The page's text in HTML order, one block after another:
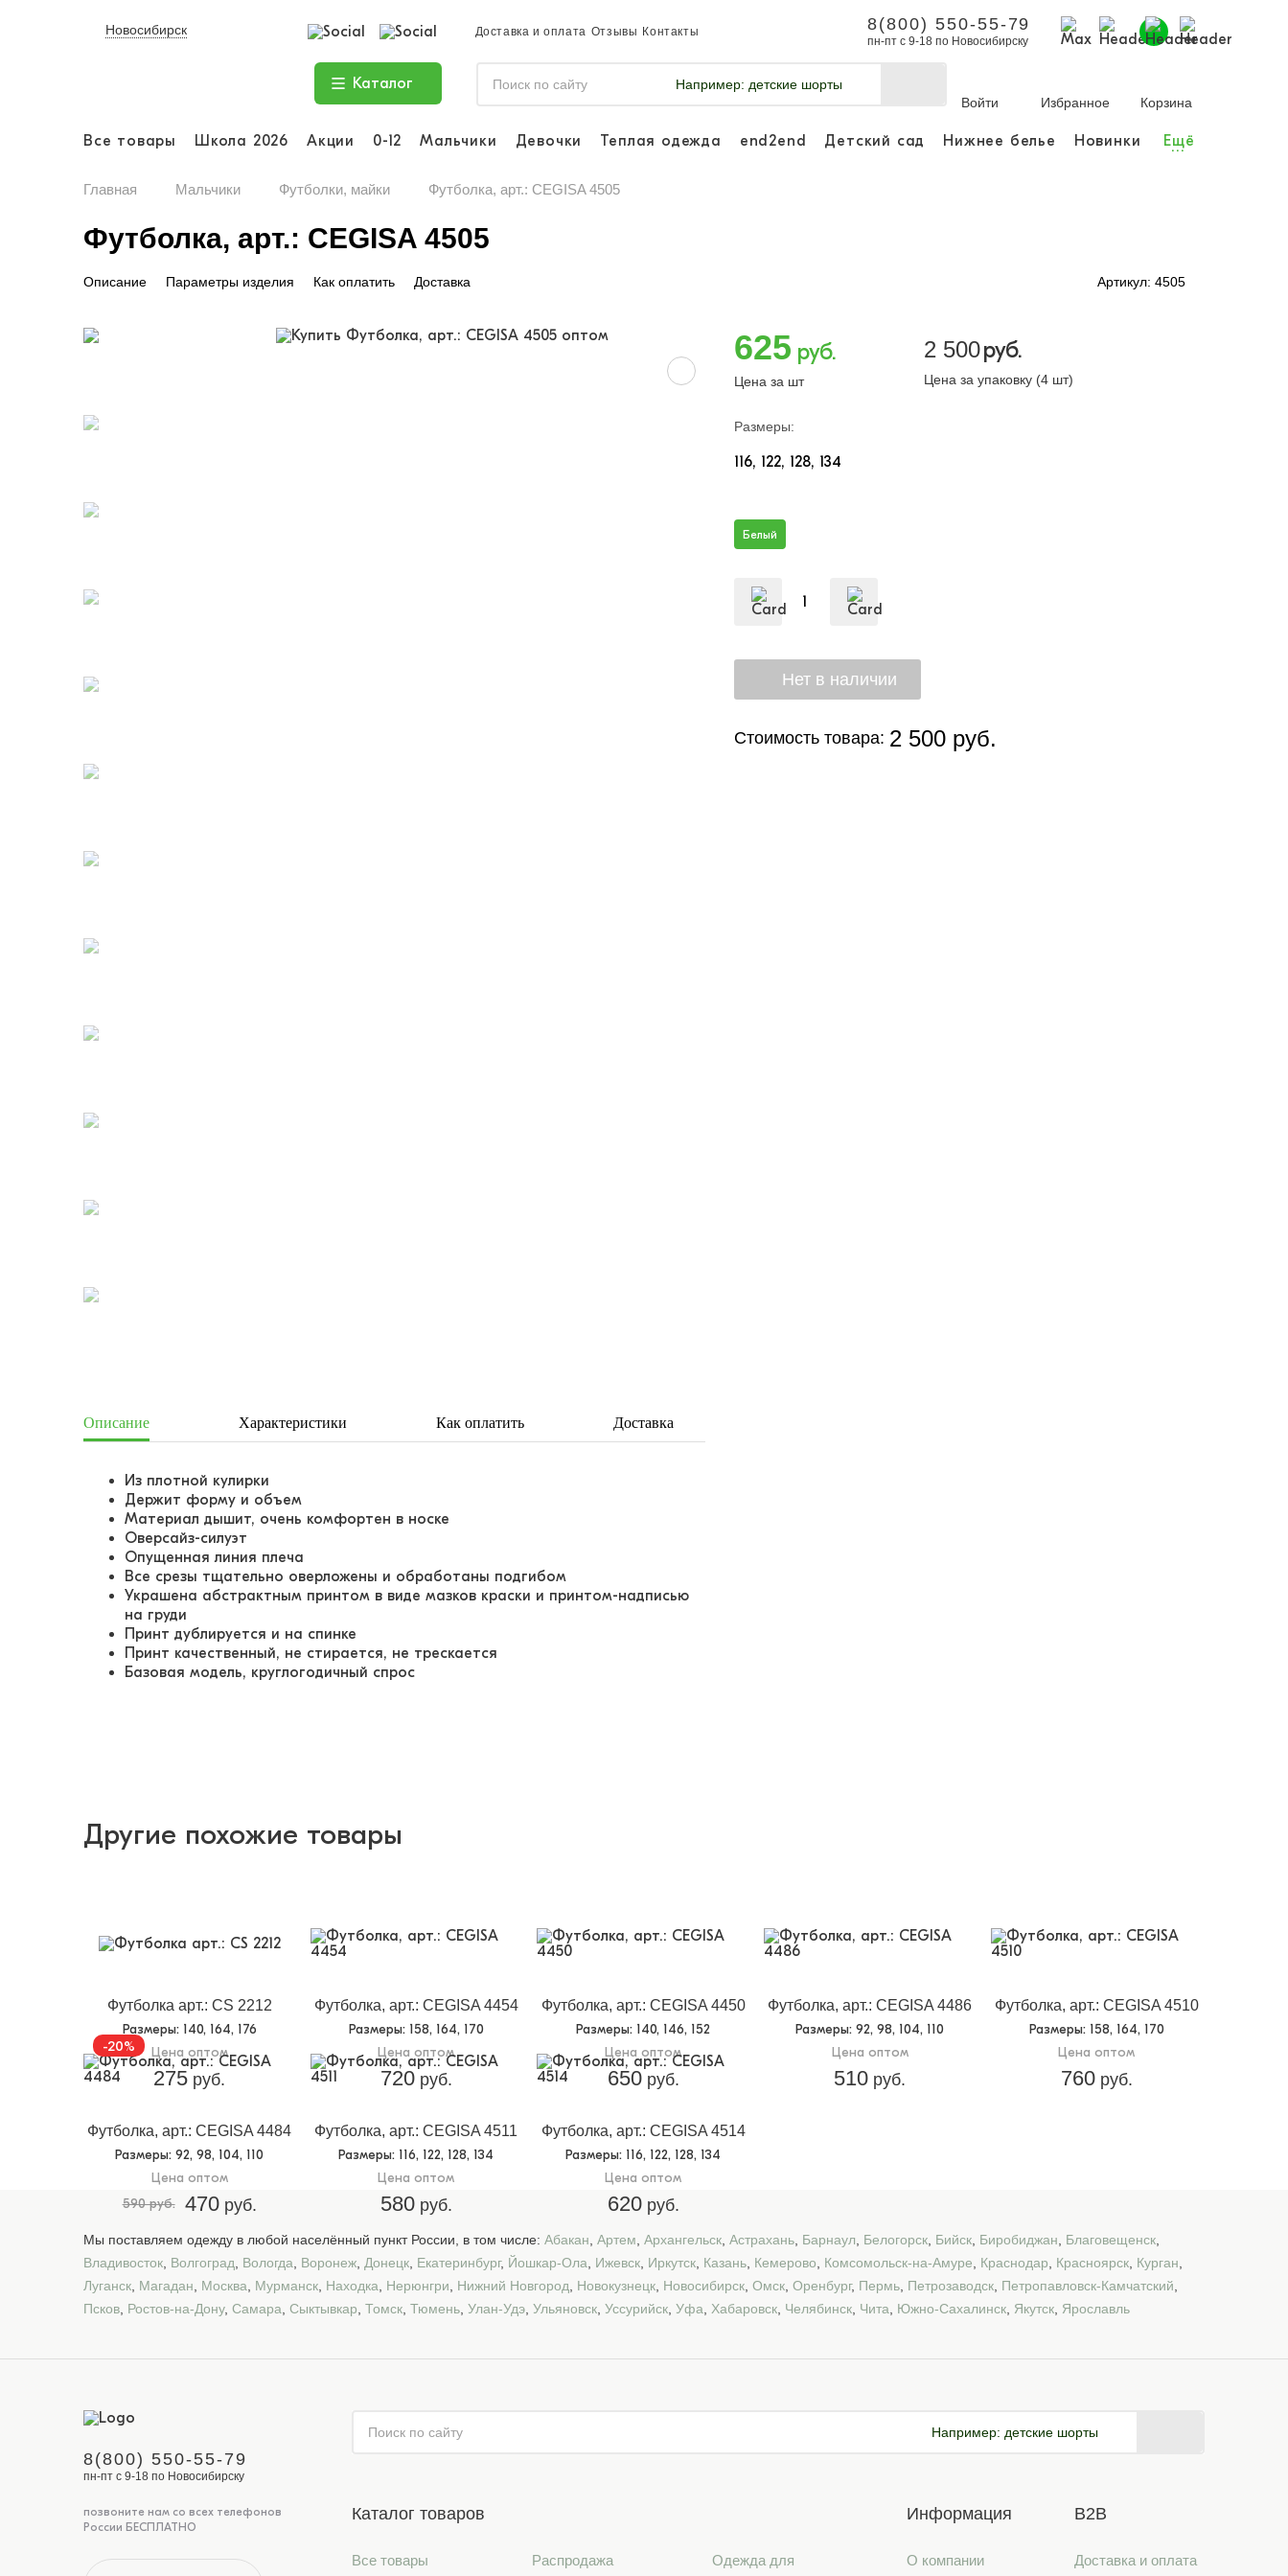
Новосибирск Доставка и оплата Отзывы Контакты 8(800) 550-55-79
пн-пт с 9-18 по Новосибирску
Каталог Например: детские шорты
Войти
Избранное Корзина
Все товары Школа 2026 Акции 0-12 Мальчики Девочки Теплая одежда end2end Детский сад Нижнее белье Новинки Ещё
...
Главная Мальчики Футболки, майки Футболка, арт.: CEGISA 4505
Футболка, арт.: CEGISA 4505
Описание Параметры изделия Как оплатить Доставка Артикул: 4505
625 руб.
Цена за шт
2 500руб.
Цена за упаковку (4 шт)
Размеры:
116 122 128 134
Белый
Стоимость товара: 2 500 руб.
Описание Характеристики Как оплатить Доставка
Из плотной кулирки
Держит форму и объем
Материал дышит, очень комфортен в носке
Оверсайз-силуэт
Опущенная линия плеча
Все срезы тщательно оверложены и обработаны подгибом
Украшена абстрактным принтом в виде мазков краски и принтом-надписью
на груди
Принт дублируется и на спинке
Принт качественный, не стирается, не трескается
Базовая модель, круглогодичный спрос
Другие похожие товары
Футболка арт.: CS 2212
Размеры: 140, 164, 176
Цена оптом
275 руб.
Футболка, арт.: CEGISA 4454
Размеры: 158, 164, 170
Цена оптом
720руб.
Футболка, арт.: CEGISA 4450
Размеры: 140, 146, 152
Цена оптом
650руб.
Футболка, арт.: CEGISA 4486
Размеры: 92, 98, 104, 110
Цена оптом
510 руб.
Футболка, арт.: CEGISA 4510
Размеры: 158, 164, 170
Цена оптом
760руб.
-20%
Футболка, арт.: CEGISA 4484
Размеры: 92, 98, 104, 110
Цена оптом
590 руб.
470руб.
Футболка, арт.: CEGISA 4511
Размеры: 116, 122, 128, 134
Цена оптом
580руб.
Футболка, арт.: CEGISA 4514
Размеры: 116, 122, 128, 134
Цена оптом
620руб.
Мы поставляем одежду в любой населённый пункт России, в том числе: Абакан Артем Архангельск Астрахань Барнаул Белогорск Бийск Биробиджан Благовещенск
Владивосток Волгоград Вологда Воронеж Донецк Екатеринбург, Йошкар-Ола Ижевск Иркутск Казань Кемерово Комсомольск-на-Амуре Краснодар Красноярск Курган
Луганск Магадан Москва Мурманск Находка Нерюнгри Нижний Новгород Новокузнецк Новосибирск Омск Оренбург, Пермь Петрозаводск Петропавловск-Камчатский
Псков Ростов-на-Дону, Самара Сыктывкар Томск Тюмень Улан-Удэ Ульяновск Уссурийск Уфа Хабаровск Челябинск Чита Южно-Сахалинск Якутск Ярославль
8(800) 550-55-79
пн-пт с 9-18 по Новосибирску
позвоните нам со всех телефонов
России БЕСПЛАТНО
Например: детские шорты
Каталог товаров
Все товары Распродажа Одежда для
Информация
О компании
B2B
Доставка и оплата